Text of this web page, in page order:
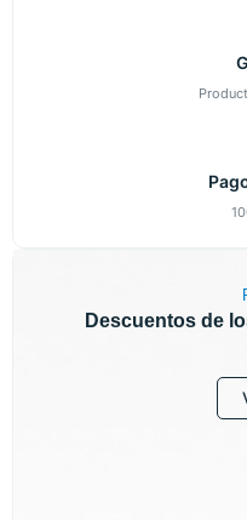
Descuentos de